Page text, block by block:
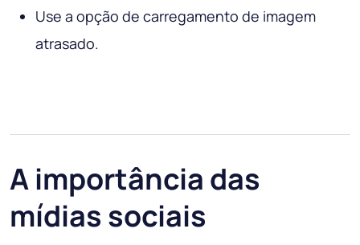
Use a opção de carregamento de imagem
atrasado.
A importância das
mídias sociais